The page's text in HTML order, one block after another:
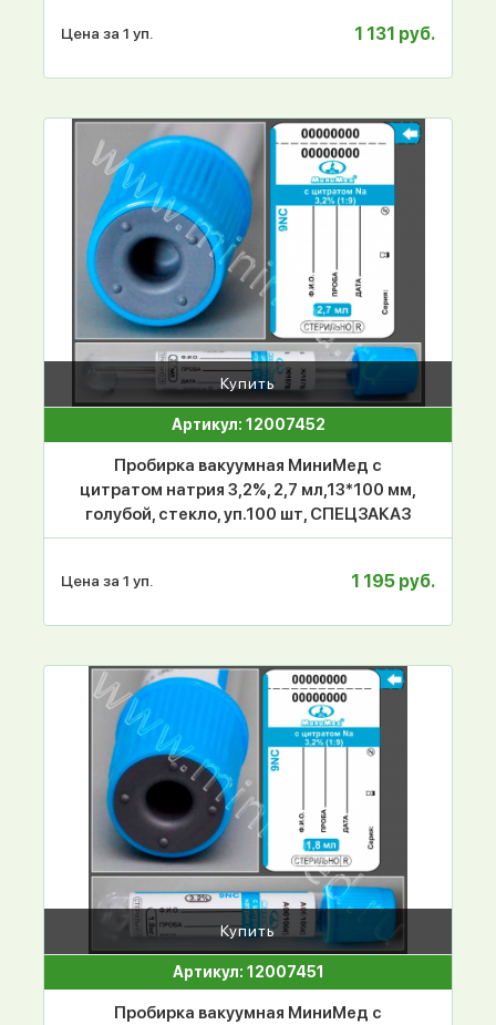
Цена за 1 уп. 1 131 руб.
Купить
Артикул: 12007452
Пробирка вакуумная МиниМед с
цитратом натрия 3,2%, 2,7 мл,13*100 мм,
голубой, стекло, уп.100 шт, СПЕЦЗАКАЗ
Цена за 1 уп. 1 195 руб.
Купить
Артикул: 12007451
Пробирка вакуумная МиниМед с